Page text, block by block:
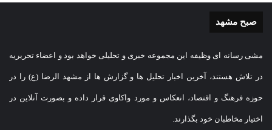
صبح مشهد
مشی رسانه ای وظیفه این مجموعه خبری و تحلیلی خواهد بود و اعضاء تحریریه
در تلاش هستند، آخرین اخبار تحلیل ها و گزارش ها از مشهد الرضا (ع) را در
حوزه فرهنگ و اقتصاد، انعکاس و مورد واکاوی قرار داده و بصورت آنلاین در
اختیار مخاطبان خود بگذارند.